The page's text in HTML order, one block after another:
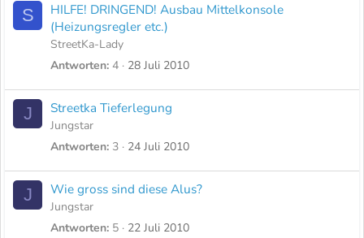
S
HILFE! DRINGEND! Ausbau Mittelkonsole
(Heizungsregler etc.)
StreetKa-Lady
Antworten 4 28 Juli 2010
J Streetka Tieferlegung
Jungstar
Antworten 3 24 Juli 2010
J Wie gross sind diese Alus?
Jungstar
Antworten 5 22 Juli 2010